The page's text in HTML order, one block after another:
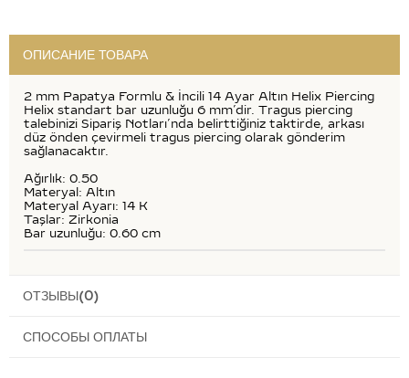
ОПИСАНИЕ ТОВАРА
2 mm Papatya Formlu & İncili 14 Ayar Altın Helix Piercing
Helix standart bar uzunluğu 6 mm’dir. Tragus piercing
talebinizi Sipariş Notları’nda belirttiğiniz taktirde, arkası
düz önden çevirmeli tragus piercing olarak gönderim
sağlanacaktır.
Ağırlık: 0.50
Materyal: Altın
Materyal Ayarı: 14 K
Taşlar: Zirkonia
Bar uzunluğu: 0.60 cm
ОТЗЫВЫ(0)
СПОСОБЫ ОПЛАТЫ